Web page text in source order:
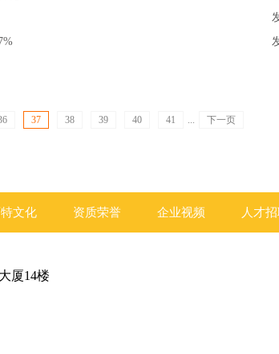
37 38 39 40 41 ... 下一页
文化 资质荣誉 企业视频 人才
厦14楼